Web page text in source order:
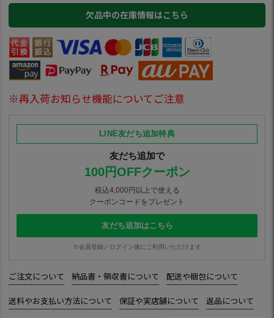
欠品中の在庫情報はこちら
※再入荷お知らせ機能についてご注意
LINE友だち追加特典
友だち追加で
100円OFFクーポン
税込4,000円以上で使える
クーポンコードをプレゼント
友だち追加はこちら
※会員登録／ログイン後にご利用いただけます
ご注文について 納品書・領収書について 配送や梱包について
送料やお支払い方法について 保証や実店舗について 返品について